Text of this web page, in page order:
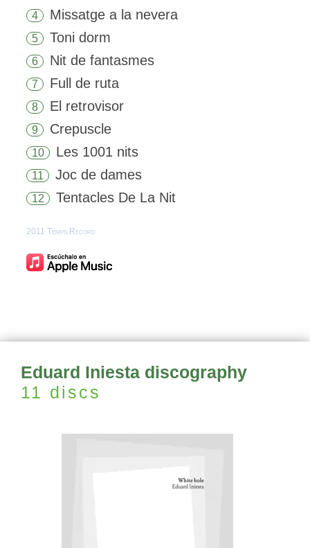
4 Missatge a la nevera
5 Toni dorm
6 Nit de fantasmes
7 Full de ruta
8 El retrovisor
9 Crepuscle
10 Les 1001 nits
11 Joc de dames
12 Tentacles De La Nit
2011 Temps Record
Eduard Iniesta discography
11 discs